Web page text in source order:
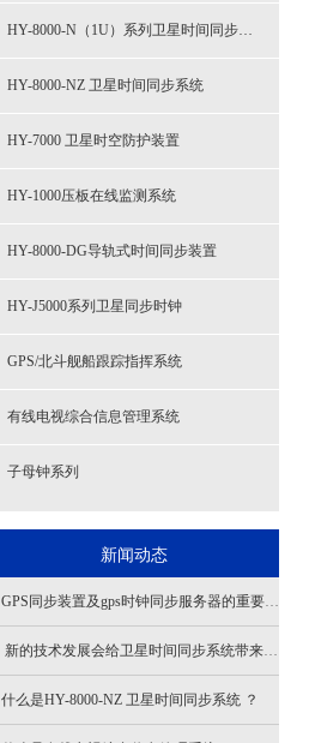
HY-8000-N（1U）系列卫星时间同步系统
HY-8000-NZ 卫星时间同步系统
HY-7000 卫星时空防护装置
HY-1000压板在线监测系统
HY-8000-DG导轨式时间同步装置
HY-J5000系列卫星同步时钟
GPS/北斗舰船跟踪指挥系统
有线电视综合信息管理系统
子母钟系列
新闻动态
GPS同步装置及gps时钟同步服务器的重要作用
新的技术发展会给卫星时间同步系统带来哪些变革与挑战？
什么是HY-8000-NZ 卫星时间同步系统 ？